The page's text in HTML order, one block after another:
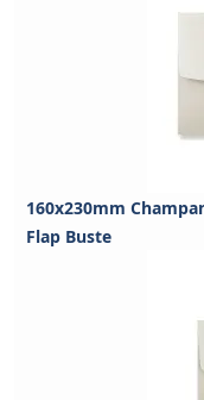
160x230mm
Flap Buste